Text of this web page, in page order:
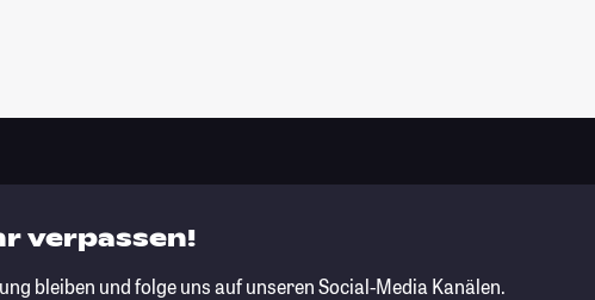
verpassen!
bleiben und folge uns auf unseren Social-Media Kanälen.